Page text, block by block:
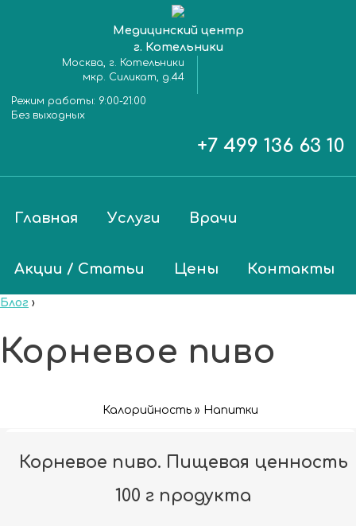
Медицинский центр
г. Котельники
Москва, г. Котельники
мкр. Силикат, д.44
Режим работы: 9:00-21:00
Без выходных
+7 499 136 63 10
Главная Услуги Врачи
Акции / Статьи Цены Контакты
Блог ›
Корневое пиво
Калорийность » Напитки
Корневое пиво. Пищевая ценность
100 г продукта